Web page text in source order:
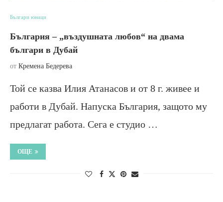
Българи юнаци
България – „въздушната любов“ на двама
българи в Дубай
от Кремена Бедерева
Той се казва Илия Атанасов и от 8 г. живее и
работи в Дубай. Напуска България, защото му
предлагат работа. Сега е студио …
ОЩЕ